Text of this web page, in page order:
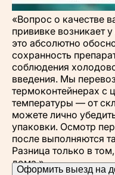
«Вопрос о качестве
прививке возникает
это абсолютно
сохранность
соблюдения
введения. Мы
термоконтейнерах с
температуры — от
можете лично
упаковки. Осмотр
после выполняются
Разница только в
дома.»
Оформить выезд на